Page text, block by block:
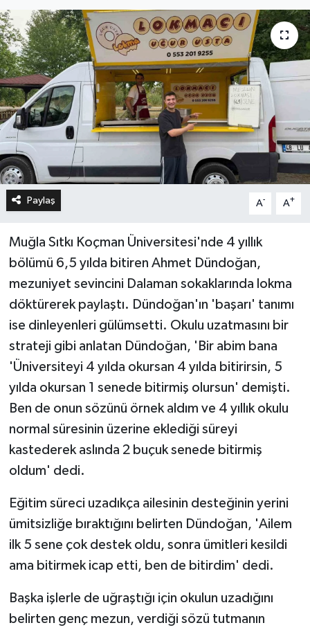
Paylaş A- A+
Muğla Sıtkı Koçman Üniversitesi'nde 4 yıllık
bölümü 6,5 yılda bitiren Ahmet Dündoğan,
mezuniyet sevincini Dalaman sokaklarında lokma
döktürerek paylaştı. Dündoğan'ın 'başarı' tanımı
ise dinleyenleri gülümsetti. Okulu uzatmasını bir
strateji gibi anlatan Dündoğan, 'Bir abim bana
'Üniversiteyi 4 yılda okursan 4 yılda bitirirsin, 5
yılda okursan 1 senede bitirmiş olursun' demişti.
Ben de onun sözünü örnek aldım ve 4 yıllık okulu
normal süresinin üzerine eklediği süreyi
kastederek aslında 2 buçuk senede bitirmiş
oldum' dedi.
Eğitim süreci uzadıkça ailesinin desteğinin yerini
ümitsizliğe bıraktığını belirten Dündoğan, 'Ailem
ilk 5 sene çok destek oldu, sonra ümitleri kesildi
ama bitirmek icap etti, ben de bitirdim' dedi.
Başka işlerle de uğraştığı için okulun uzadığını
belirten genç mezun, verdiği sözü tutmanın